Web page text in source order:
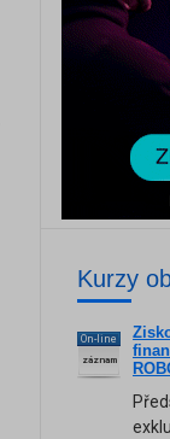
Kurzy
On-line
záznam